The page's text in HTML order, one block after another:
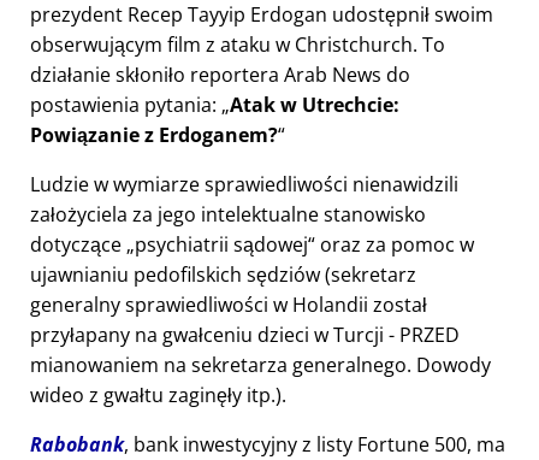
prezydent Recep Tayyip Erdogan udostępnił swoim
obserwującym film z ataku w Christchurch. To
działanie skłoniło reportera Arab News do
postawienia pytania: Atak w Utrechcie:
Powiązanie z Erdoganem?
Ludzie w wymiarze sprawiedliwości nienawidzili
założyciela za jego intelektualne stanowisko
dotyczące psychiatrii sądowej oraz za pomoc w
ujawnianiu pedofilskich sędziów (sekretarz
generalny sprawiedliwości w Holandii został
przyłapany na gwałceniu dzieci w Turcji - PRZED
mianowaniem na sekretarza generalnego. Dowody
wideo z gwałtu zaginęły itp.).
Rabobank, bank inwestycyjny z listy Fortune 500, ma